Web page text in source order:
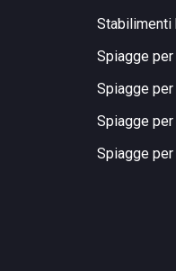
Stabilimenti
Spiagge
Spiagge
Spiagge
Spiagge